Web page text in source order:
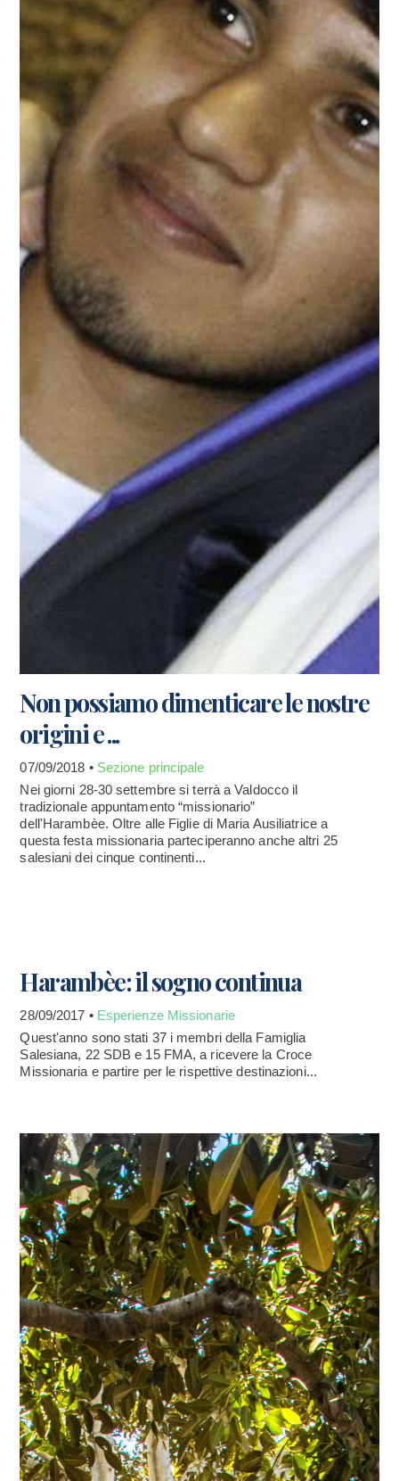
Non possiamo dimenticare le nostre
origini e ...
07/09/2018 • Sezione principale
Nei giorni 28-30 settembre si terrà a Valdocco il
tradizionale appuntamento “missionario”
dell'Harambèe. Oltre alle Figlie di Maria Ausiliatrice a
questa festa missionaria parteciperanno anche altri 25
salesiani dei cinque continenti...
Harambèe: il sogno continua
28/09/2017 • Esperienze Missionarie
Quest'anno sono stati 37 i membri della Famiglia
Salesiana, 22 SDB e 15 FMA, a ricevere la Croce
Missionaria e partire per le rispettive destinazioni...